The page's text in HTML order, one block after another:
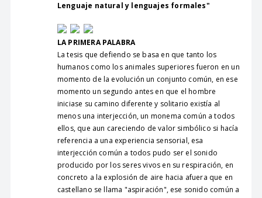
Lenguaje natural y lenguajes formales"
LA PRIMERA PALABRA
La tesis que defiendo se basa en que tanto los
humanos como los animales superiores fueron en un
momento de la evolución un conjunto común, en ese
momento un segundo antes en que el hombre
iniciase su camino diferente y solitario existía al
menos una interjección, un monema común a todos
ellos, que aun careciendo de valor simbólico si hacía
referencia a una experiencia sensorial, esa
interjección común a todos pudo ser el sonido
producido por los seres vivos en su respiración, en
concreto a la explosión de aire hacia afuera que en
castellano se llama "aspiración", ese sonido común a